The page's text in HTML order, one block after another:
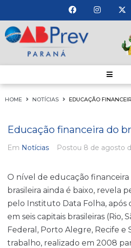
HOME NOTÍCIAS EDUCAÇÃO
Educação financeira do
Em Notícias Postou 8 de agosto
O nível de educação
brasileira ainda é baixo, revela
pelo Instituto Data Folha, após
em seis capitais brasileiras (Rio,
Federal, Porto Alegre, Recife e
trabalho, realizado em 2008